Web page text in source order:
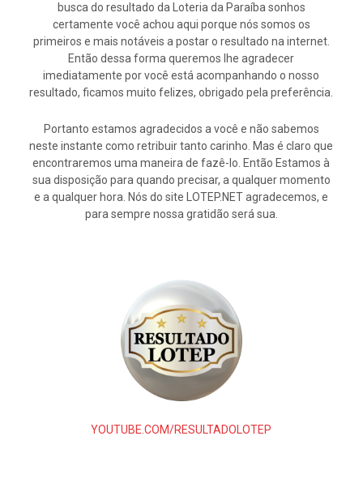
busca do resultado da Loteria da Paraíba sonhos
certamente você achou aqui porque nós somos os
primeiros e mais notáveis a postar o resultado na internet.
Então dessa forma queremos lhe agradecer
imediatamente por você está acompanhando o nosso
resultado, ficamos muito felizes, obrigado pela preferência.
Portanto estamos agradecidos a você e não sabemos
neste instante como retribuir tanto carinho. Mas é claro que
encontraremos uma maneira de fazê-lo. Então Estamos à
sua disposição para quando precisar, a qualquer momento
e a qualquer hora. Nós do site LOTEP.NET agradecemos, e
para sempre nossa gratidão será sua.
YOUTUBE.COM/RESULTADOLOTEP